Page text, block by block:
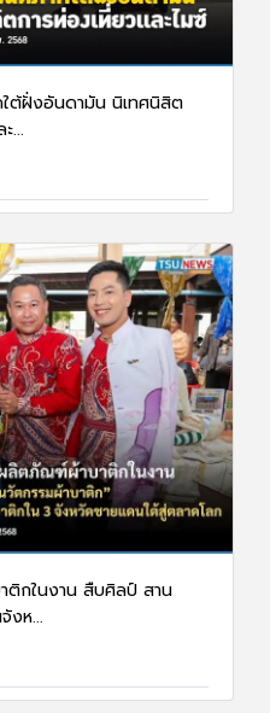
ต้ฝั่งอันดามัน นิเทศนิสิต
...
ติกในงาน สืบศิลป์ สาน
งห...